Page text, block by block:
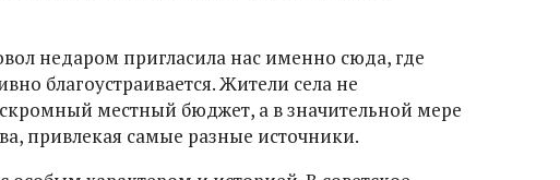
недаром пригласила нас именно сюда, где
благоустраивается. Жители села не
местный бюджет, а в значительной мере
привлекая самые разные источники.